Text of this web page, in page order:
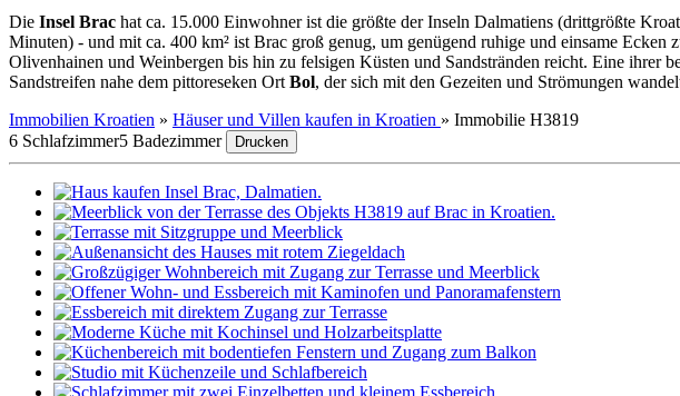
Die Insel Brac hat ca. 15.000 Einwohner ist die größte der Inseln Dalmatiens (drittgrößte
Minuten) - und mit ca. 400 km² ist Brac groß genug, um genügend ruhige und einsame
Olivenhainen und Weinbergen bis hin zu felsigen Küsten und Sandstränden reicht. Eine ihrer
Sandstreifen nahe dem pittoreseken Ort Bol, der sich mit den Gezeiten und Strömungen
Immobilien Kroatien » Häuser und Villen kaufen in Kroatien » Immobilie H3819
6 Schlafzimmer5 Badezimmer Drucken